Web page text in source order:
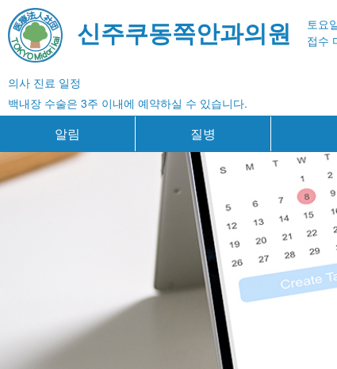
신주쿠동쪽안과의원
토요
접수
의사 진료 일정
백내장 수술은 3주 이내에 예약하실 수 있습니다.
알림 질병